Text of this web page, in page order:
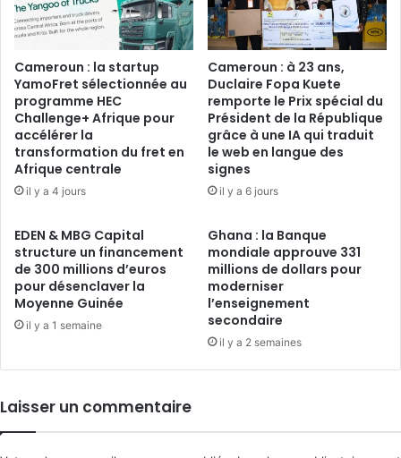
Cameroun : la startup
YamoFret sélectionnée au
programme HEC
Challenge+ Afrique pour
accélérer la
transformation du fret en
Afrique centrale
il y a 4 jours
Cameroun : à 23 ans,
Duclaire Fopa Kuete
remporte le Prix spécial du
Président de la République
grâce à une IA qui traduit
le web en langue des
signes
il y a 6 jours
EDEN & MBG Capital
structure un financement
de 300 millions d’euros
pour désenclaver la
Moyenne Guinée
il y a 1 semaine
Ghana : la Banque
mondiale approuve 331
millions de dollars pour
moderniser
l’enseignement
secondaire
il y a 2 semaines
Laisser un commentaire